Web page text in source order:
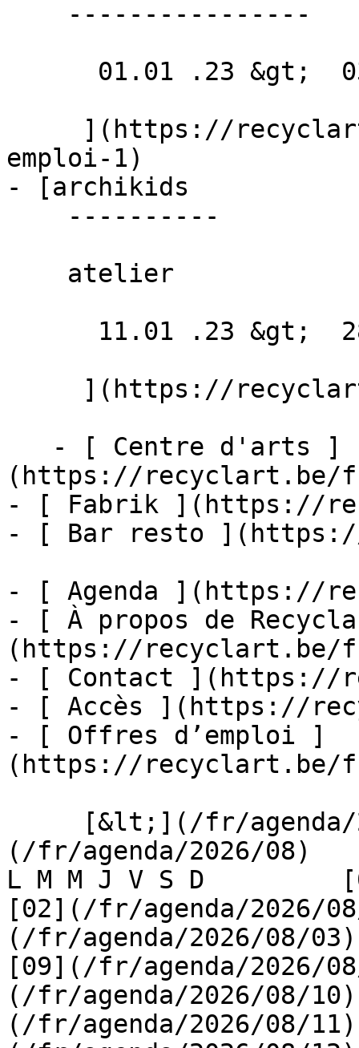
emploi-1)
- [archikids
(https://recyclart.be/
- [ Fabrik ](https://
- [ Bar resto
- [ Agenda ](https://
- [ À propos de
(https://recyclart.be/
- [ Contact ](https://
- [ Accès ](https://
- [ Offres d’emploi ]
(https://recyclart.be/
(/fr/agenda/2026/08)
L M M J V S D
[02](/fr/agenda/2026/
(/fr/agenda/2026/08/
[09](/fr/agenda/2026/
(/fr/agenda/2026/08/
(/fr/agenda/2026/08/